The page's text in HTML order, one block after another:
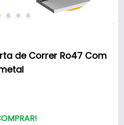
de Correr Ro47 Com